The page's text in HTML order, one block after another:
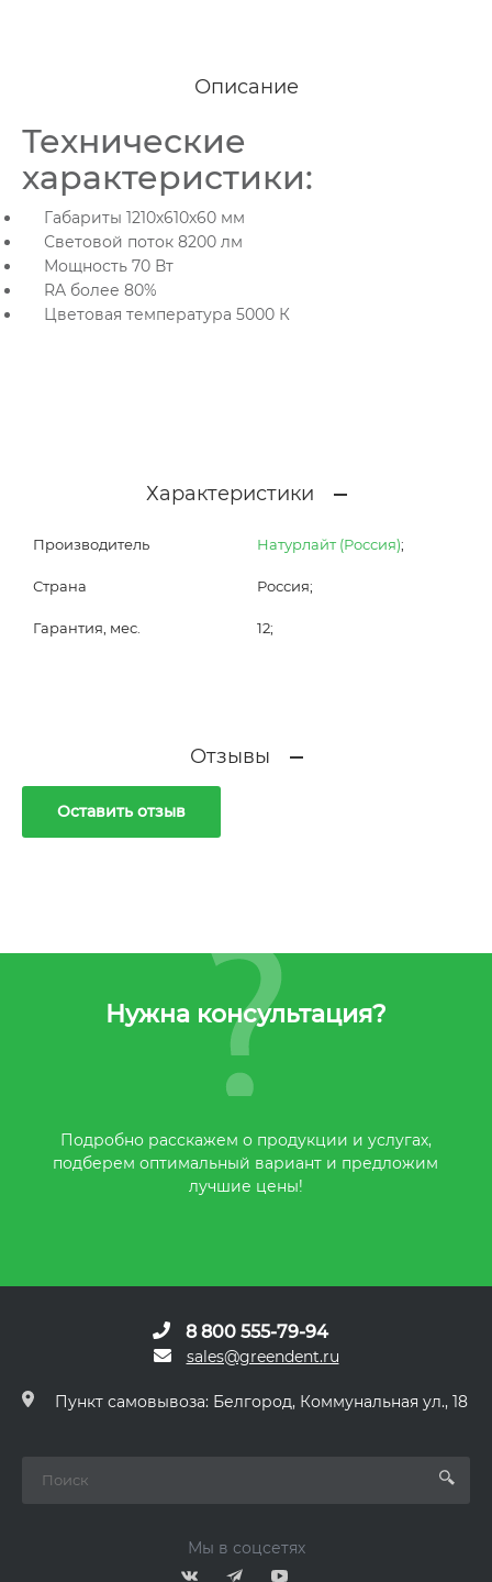
Описание
Технические
характеристики:
Габариты 1210х610х60 мм
Световой поток 8200 лм
Мощность 70 Вт
RA более 80%
Цветовая температура 5000 К
Характеристики
Производитель Натурлайт (Россия);
Страна Россия;
Гарантия, мес. 12;
Отзывы
Оставить отзыв
Нужна консультация?
Подробно расскажем о продукции и услугах,
подберем оптимальный вариант и предложим
лучшие цены!
8 800 555-79-94
sales@greendent.ru
Пункт самовывоза: Белгород, Коммунальная ул., 18
Мы в соцсетях